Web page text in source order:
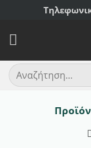
Μετάβαση
περιεχόμενο
Αναζήτηση
για: